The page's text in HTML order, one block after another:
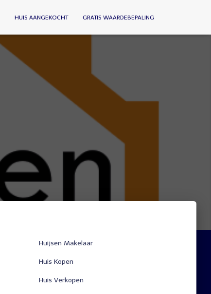
HUIS AANGEKOCHT GRATIS WAARDEBEPALING
Huijsen Makelaar
Huis Kopen
Huis Verkopen